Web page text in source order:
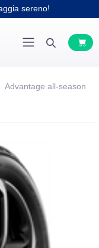
sereno!
Advantage all-season